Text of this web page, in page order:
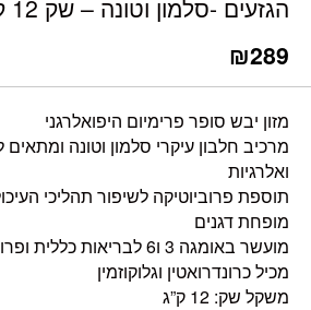
הגזעים -סלמון וטונה – שק 12 ק”ג
₪289
מזון יבש סופר פרימיום היפואלרגני
מרכיב חלבון עיקרי סלמון וטונה ומתאים
ואלרגיות
תוספת פרוביוטיקה לשיפור תהליכי
מופחת דגנים
מועשר באומגה 3 ו6 לבריאות כללית ופרווה עשירה ונעימה
מכיל כרונדרואטין וגלוקוזמין
משקל שק: 12 ק”ג